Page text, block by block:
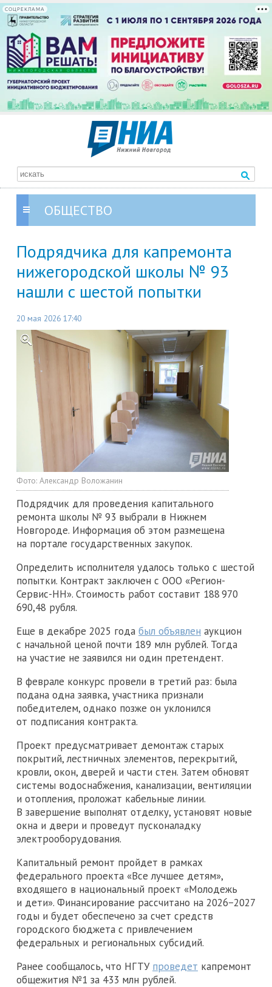
СОЦРЕКЛАМА
ОБЩЕСТВО
Подрядчика для капремонта
нижегородской школы № 93
нашли с шестой попытки
20 мая 2026 17:40
Фото: Александр Воложанин
Подрядчик для проведения капитального
ремонта школы № 93 выбрали в Нижнем
Новгороде. Информация об этом размещена
на портале государственных закупок.
Определить исполнителя удалось только с шестой
попытки. Контракт заключен с ООО «Регион-
Сервис-НН». Стоимость работ составит 188 970
690,48 рубля.
Еще в декабре 2025 года был объявлен аукцион
с начальной ценой почти 189 млн рублей. Тогда
на участие не заявился ни один претендент.
В феврале конкурс провели в третий раз: была
подана одна заявка, участника признали
победителем, однако позже он уклонился
от подписания контракта.
Проект предусматривает демонтаж старых
покрытий, лестничных элементов, перекрытий,
кровли, окон, дверей и части стен. Затем обновят
системы водоснабжения, канализации, вентиляции
и отопления, проложат кабельные линии.
В завершение выполнят отделку, установят новые
окна и двери и проведут пусконаладку
электрооборудования.
Капитальный ремонт пройдет в рамках
федерального проекта «Все лучшее детям»,
входящего в национальный проект «Молодежь
и дети». Финансирование рассчитано на 2026−2027
годы и будет обеспечено за счет средств
городского бюджета с привлечением
федеральных и региональных субсидий.
Ранее сообщалось, что НГТУ проведет капремонт
общежития №1 за 433 млн рублей.